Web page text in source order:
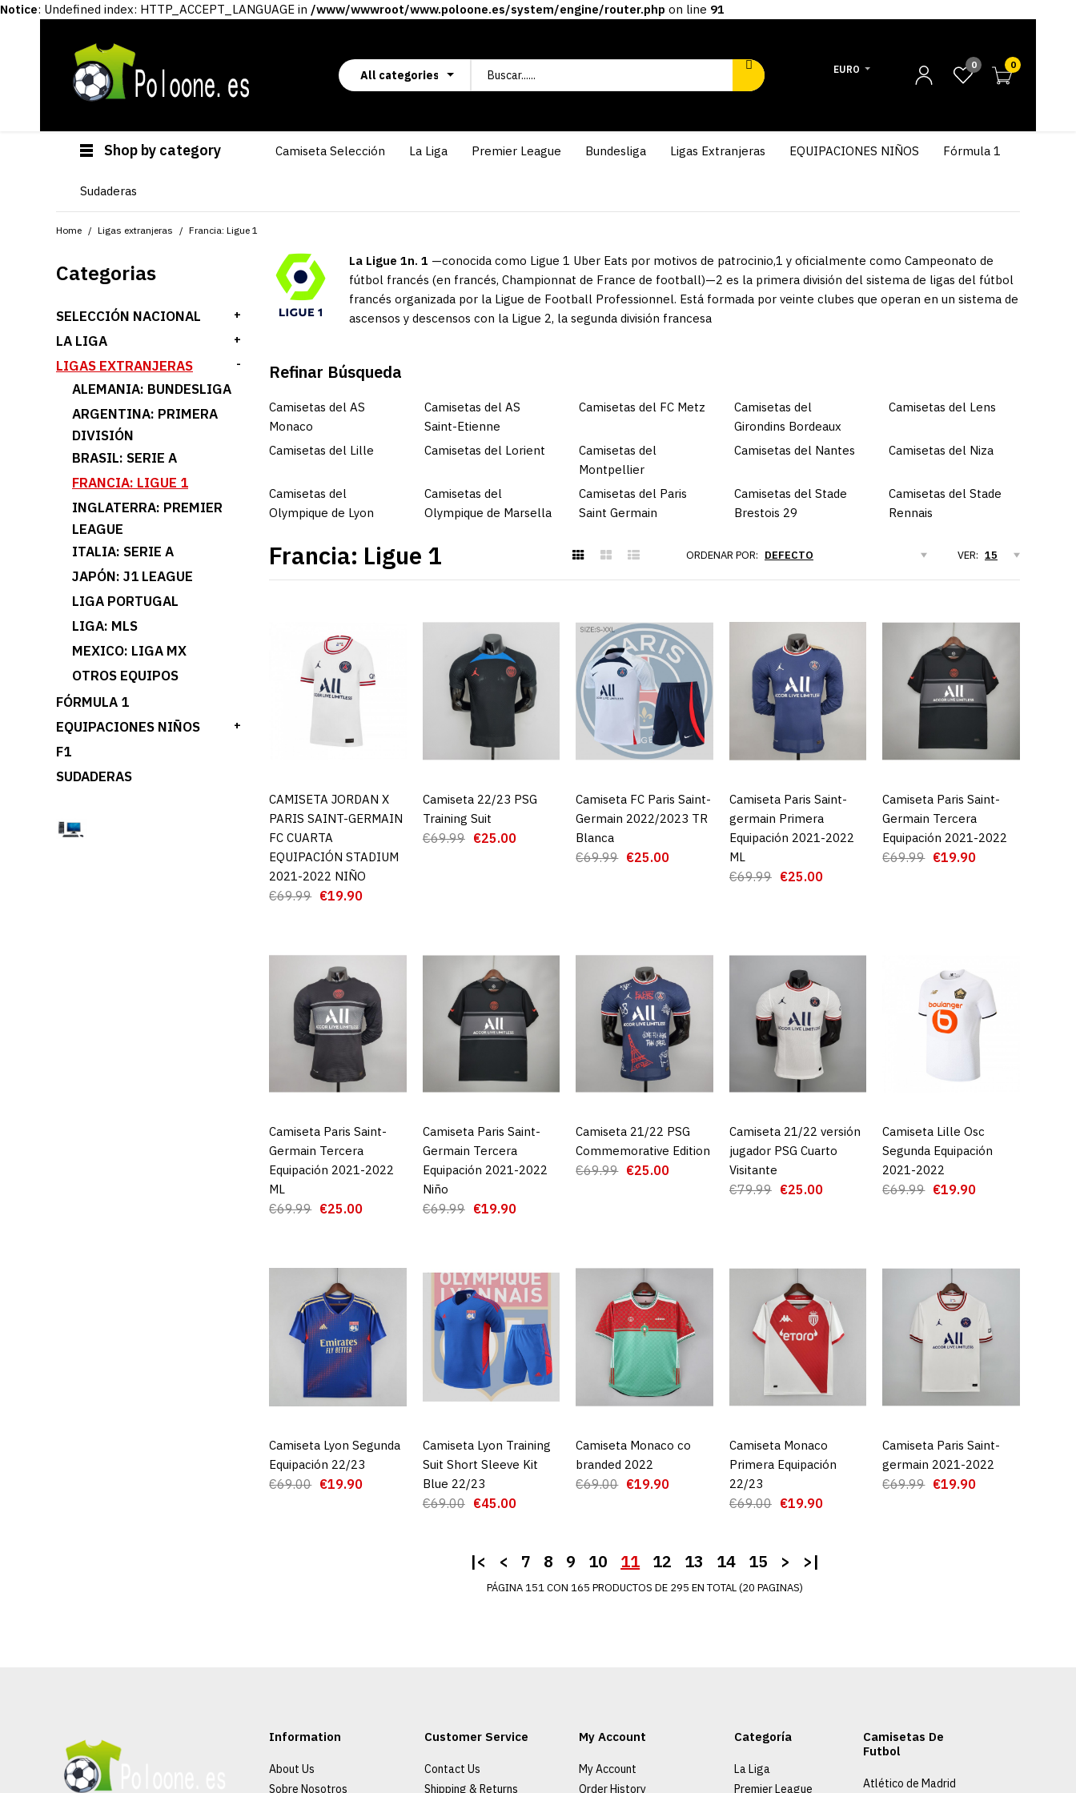
Notice: Undefined index: HTTP_ACCEPT_LANGUAGE in /www/wwwroot/www.poloone.es/system/engine/router.php on line 91
EURO 0 0
Shop by category Camiseta Selección La Liga Premier League Bundesliga Ligas Extranjeras EQUIPACIONES NIÑOS Fórmula 1
Sudaderas
Home Ligas extranjeras Francia: Ligue 1
Categorias
SELECCIÓN NACIONAL +
LA LIGA +
LIGAS EXTRANJERAS -
ALEMANIA: BUNDESLIGA
ARGENTINA: PRIMERA
DIVISIÓN
BRASIL: SERIE A
FRANCIA: LIGUE 1
INGLATERRA: PREMIER
LEAGUE
ITALIA: SERIE A
JAPÓN: J1 LEAGUE
LIGA PORTUGAL
LIGA: MLS
MEXICO: LIGA MX
OTROS EQUIPOS
FÓRMULA 1
EQUIPACIONES NIÑOS
+
F1
SUDADERAS
La Ligue 1n. 1​ —conocida como Ligue 1 Uber Eats por motivos de patrocinio,1​​ y oficialmente como Campeonato de
fútbol francés (en francés, Championnat de France de football)—2​ es la primera división del sistema de ligas del fútbol
francés organizada por la Ligue de Football Professionnel. Está formada por veinte clubes que operan en un sistema de
ascensos y descensos con la Ligue 2, la segunda división francesa
Refinar Búsqueda
Camisetas del AS
Monaco
Camisetas del AS
Saint-Etienne
Camisetas del FC Metz
Camisetas del
Girondins Bordeaux
Camisetas del Lens
Camisetas del Lille Camisetas del Lorient
Camisetas del
Montpellier
Camisetas del Nantes Camisetas del Niza
Camisetas del
Olympique de Lyon
Camisetas del
Olympique de Marsella
Camisetas del Paris
Saint Germain
Camisetas del Stade
Brestois 29
Camisetas del Stade
Rennais
Francia: Ligue 1 ORDENAR POR: VER:
CAMISETA JORDAN X PARIS
SAINT-GERMAIN FC
CUARTA EQUIPACIÓN
€69.99 €19.90
Camiseta 22/23 PSG
€69.99 €25.00
AGREGAR AL CARRO
ADD TO COMPARE ADD TO WISHLIST
€69.99 €25.00
AGREGAR AL CARRO
AGREGAR AL CARRO
CAMISETA JORDAN X
PARIS SAINT-GERMAIN
FC CUARTA
EQUIPACIÓN STADIUM
2021-2022 NIÑO
€69.99 €19.90
AGREGAR AL CARRO
Camiseta 22/23 PSG
Training Suit
€69.99 €25.00
AGREGAR AL CARRO
Camiseta FC Paris Saint-
Germain 2022/2023 TR
Blanca
€69.99 €25.00
AGREGAR AL CARRO
Camiseta Paris Saint-
germain Primera
Equipación 2021-2022
ML
€69.99 €25.00
AGREGAR AL CARRO
Camiseta Paris Saint-
Germain Tercera
Equipación 2021-2022
€69.99 €19.90
AGREGAR AL CARRO
Camiseta Paris Saint-
Germain Tercera
Equipación 2021-2022
ML
€69.99 €25.00
AGREGAR AL CARRO
Camiseta Paris Saint-
Germain Tercera
Equipación 2021-2022
Niño
€69.99 €19.90
AGREGAR AL CARRO
Camiseta 21/22 PSG
Commemorative Edition
€69.99 €25.00
AGREGAR AL CARRO
Camiseta 21/22 versión
jugador PSG Cuarto
Visitante
€79.99 €25.00
AGREGAR AL CARRO
Camiseta Lille Osc
Segunda Equipación
2021-2022
€69.99 €19.90
AGREGAR AL CARRO
Camiseta Lyon Segunda
Equipación 22/23
€69.00 €19.90
AGREGAR AL CARRO
Camiseta Lyon Training
Suit Short Sleeve Kit
Blue 22/23
€69.00 €45.00
AGREGAR AL CARRO
Camiseta Monaco co
branded 2022
€69.00 €19.90
AGREGAR AL CARRO
Camiseta Monaco
Primera Equipación
22/23
€69.00 €19.90
AGREGAR AL CARRO
Camiseta Paris Saint-
germain 2021-2022
€69.99 €19.90
|< < 7 8 9 10 11 12 13 14 15 > >|
PÁGINA 151 CON 165 PRODUCTOS DE 295 EN TOTAL (20 PAGINAS)
Information
About Us
Sobre Nosotros
Customer Service
Contact Us
Shipping & Returns
My Account
My Account
Order History
Categoría
La Liga
Premier League
Camisetas De
Futbol
Atlético de Madrid